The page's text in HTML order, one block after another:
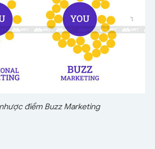
điểm Buzz Marketing